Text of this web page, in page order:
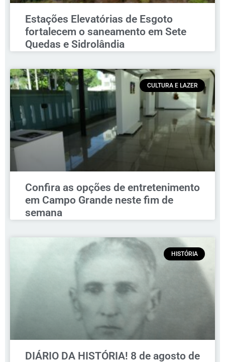
Estações Elevatórias de Esgoto
fortalecem o saneamento em Sete
Quedas e Sidrolândia
CULTURA E LAZER
Confira as opções de entretenimento
em Campo Grande neste fim de
semana
HISTÓRIA
DIÁRIO DA HISTÓRIA! 8 de agosto de